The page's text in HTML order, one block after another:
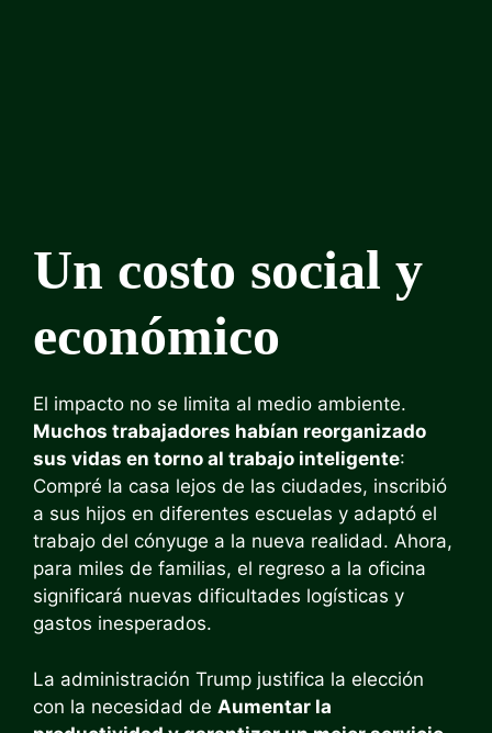
Un costo social y
económico
El impacto no se limita al medio ambiente.
Muchos trabajadores habían reorganizado
sus vidas en torno al trabajo inteligente:
Compré la casa lejos de las ciudades, inscribió
a sus hijos en diferentes escuelas y adaptó el
trabajo del cónyuge a la nueva realidad. Ahora,
para miles de familias, el regreso a la oficina
significará nuevas dificultades logísticas y
gastos inesperados.
La administración Trump justifica la elección
con la necesidad de Aumentar la